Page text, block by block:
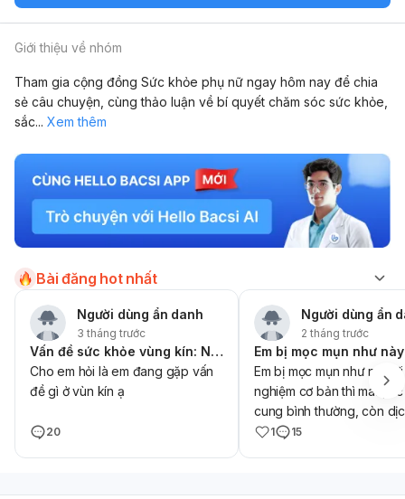
Bài đăng hot nhất
Người dùng ẩn danh
3 tháng trước
Vấn đề sức khỏe vùng kín: Nguyên nhân, triệu chứng và cách xử lý
Cho em hỏi là em đang gặp vấn
đề gì ở vùn kín ạ
20
Người dùng ẩn
2 tháng trước
Em bị mọc mụn như này
nghiệm cơ bản thì máu,
cung bình thường, còn
trực khoẩn 2+. Em chỉ hơi
1 15
Giới thiệu về nhóm
Tham gia cộng đồng Sức khỏe phụ nữ ngay hôm nay để chia
sẻ câu chuyện, cùng thảo luận về bí quyết chăm sóc sức khỏe,
sắc... Xem thêm